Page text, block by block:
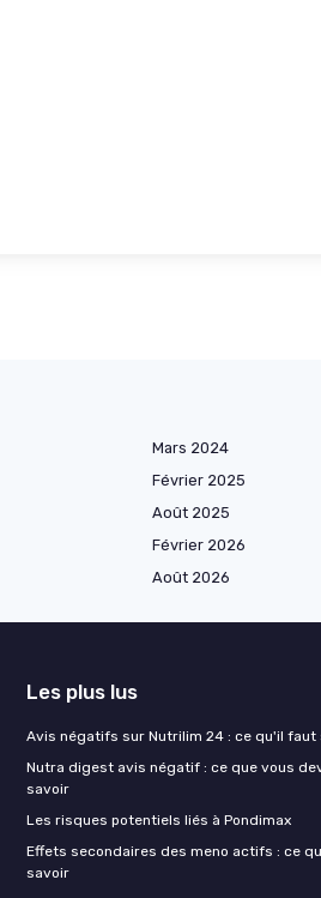
Mars 2024
Février 2025
Août 2025
Février 2026
Août 2026
Les plus lus
Avis négatifs sur Nutrilim 24 : ce qu'il faut
Nutra digest avis négatif : ce que vous
savoir
Les risques potentiels liés à Pondimax
Effets secondaires des meno actifs : ce
savoir